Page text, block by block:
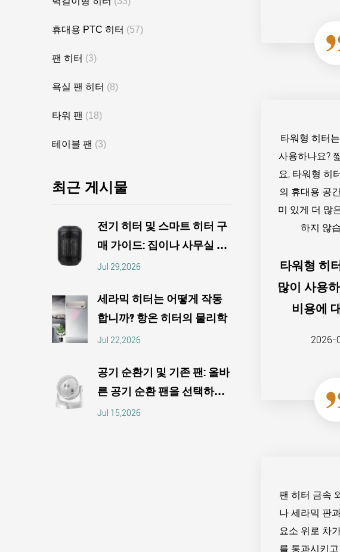
휴대용 PTC 히터 (57)
팬 히터 (3)
욕실 팬 히터 (8)
타워 팬 (18)
테이블 팬 (3)
최근 게시물
전기 히터 및 스마트 히터 구
매 가이드: 집이나 사무실 히
터를 실내 및 회로에 맞추기
Jul 29,2026
세라믹 히터는 어떻게 작동
합니까? 항온 히터의 물리학
Jul 22,2026
공기 순환기 및 기존 팬: 올바
른 공기 순환 팬을 선택하는
방법
Jul 15,2026
타워형 히터
사용하나요?
요, 타워형 히
의 휴대용 공
미 있게 더 많
하지 않
타워형 히
많이 사용
비용에
2026-
팬 히터 금속
나 세라믹 판
요소 위로 차
를 통과시키